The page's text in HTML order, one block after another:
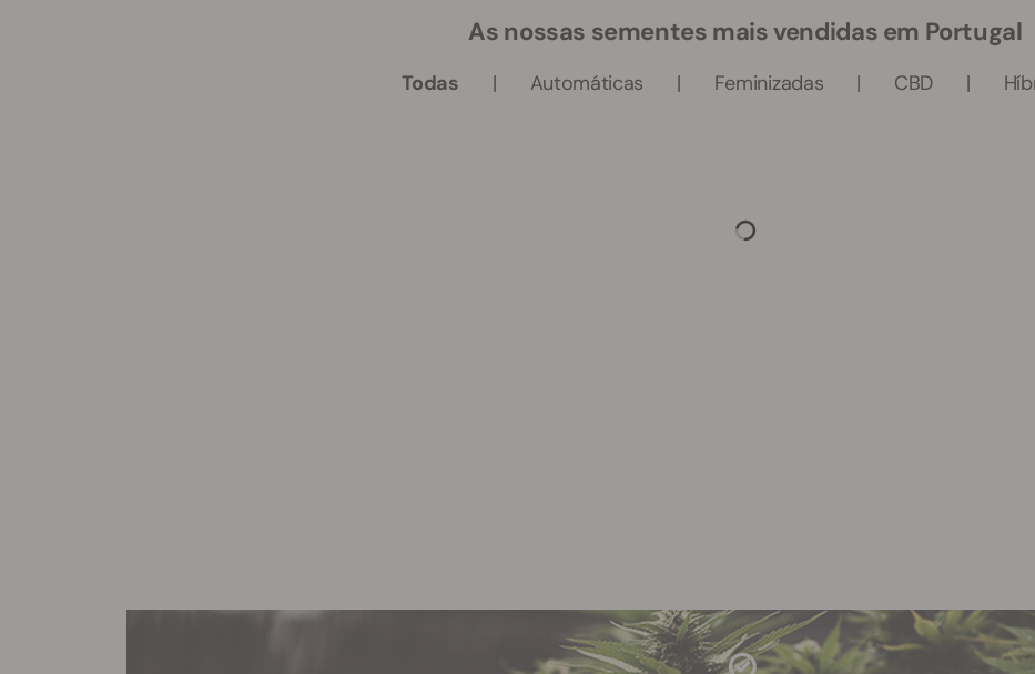
As nossas sementes mais vendidas em Portugal
Todas Automáticas Feminizadas CBD